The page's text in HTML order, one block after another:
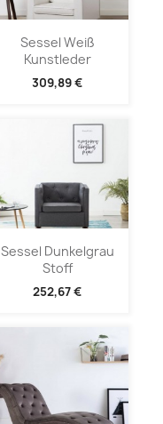
Sessel Weiß
Kunstleder
309,89 €
Sessel Dunkelgrau
Stoff
252,67 €